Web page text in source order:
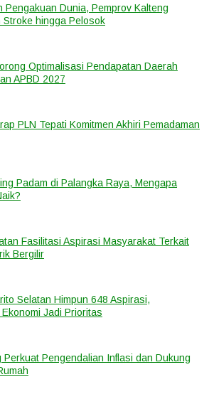
Pengakuan Dunia, Pemprov Kalteng
Stroke hingga Pelosok
Optimalisasi Pendapatan Daerah
APBD 2027
PLN Tepati Komitmen Akhiri Pemadaman
Padam di Palangka Raya, Mengapa
Fasilitasi Aspirasi Masyarakat Terkait
Bergilir
Selatan Himpun 648 Aspirasi,
Jadi Prioritas
Perkuat Pengendalian Inflasi dan Dukung